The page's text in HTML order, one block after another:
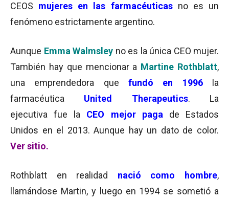
CEOS mujeres en las farmacéuticas no es un
fenómeno estrictamente argentino.
Aunque Emma Walmsley no es la única CEO mujer.
También hay que mencionar a Martine Rothblatt,
una emprendedora que fundó en 1996
la
farmacéutica United Therapeutics. La
ejecutiva fue la CEO mejor paga de Estados
Unidos en el 2013. Aunque hay un dato de color.
Ver sitio.
Rothblatt en realidad nació como hombre,
llamándose Martin, y luego en 1994 se sometió a